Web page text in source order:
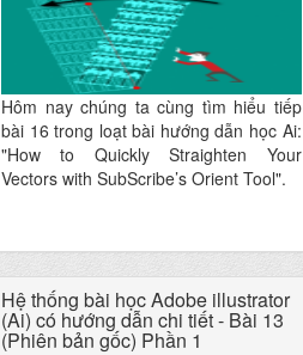
Hôm nay chúng ta cùng tìm hiểu tiếp
bài 16 trong loạt bài hướng dẫn học Ai:
"How to Quickly Straighten Your
Vectors with SubScribe’s Orient Tool".
Hệ thống bài học Adobe illustrator
(Ai) có hướng dẫn chi tiết - Bài 13
(Phiên bản gốc) Phần 1